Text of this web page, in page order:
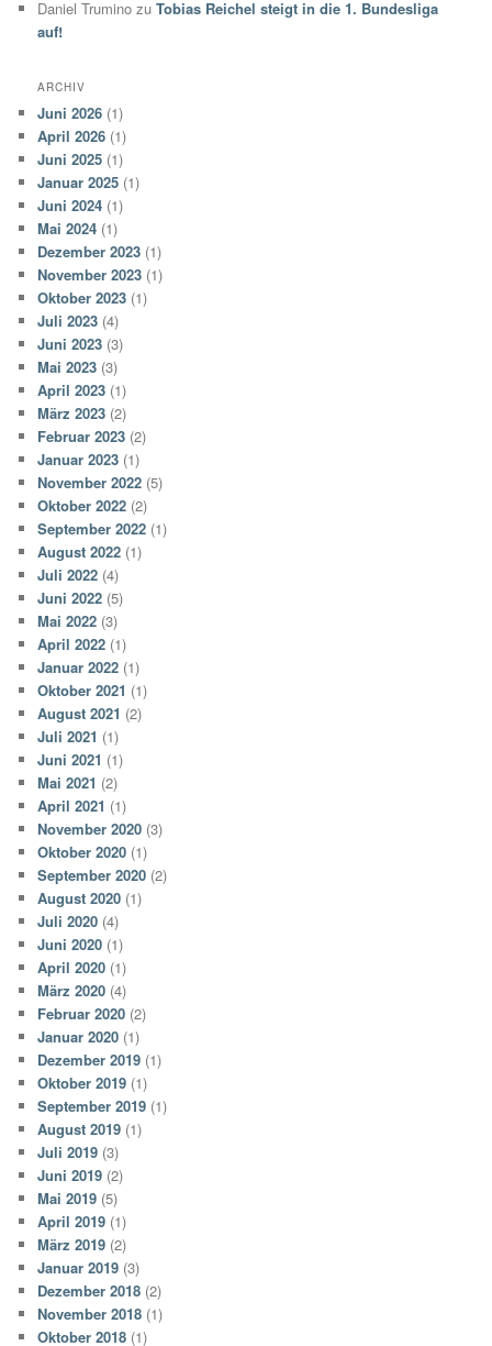
Daniel Trumino zuTobias Reichel steigt in die 1. Bundesliga
auf!
ARCHIV
Juni 2026 (1)
April 2026 (1)
Juni 2025 (1)
Januar 2025 (1)
Juni 2024 (1)
Mai 2024 (1)
Dezember 2023 (1)
November 2023 (1)
Oktober 2023 (1)
Juli 2023 (4)
Juni 2023 (3)
Mai 2023 (3)
April 2023 (1)
März 2023 (2)
Februar 2023 (2)
Januar 2023 (1)
November 2022 (5)
Oktober 2022 (2)
September 2022 (1)
August 2022 (1)
Juli 2022 (4)
Juni 2022 (5)
Mai 2022 (3)
April 2022 (1)
Januar 2022 (1)
Oktober 2021 (1)
August 2021 (2)
Juli 2021 (1)
Juni 2021 (1)
Mai 2021 (2)
April 2021 (1)
November 2020 (3)
Oktober 2020 (1)
September 2020 (2)
August 2020 (1)
Juli 2020 (4)
Juni 2020 (1)
April 2020 (1)
März 2020 (4)
Februar 2020 (2)
Januar 2020 (1)
Dezember 2019 (1)
Oktober 2019 (1)
September 2019 (1)
August 2019 (1)
Juli 2019 (3)
Juni 2019 (2)
Mai 2019 (5)
April 2019 (1)
März 2019 (2)
Januar 2019 (3)
Dezember 2018 (2)
November 2018 (1)
Oktober 2018 (1)